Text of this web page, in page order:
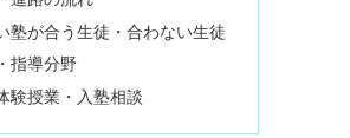
塾が合う生徒・合わない生徒
指導分野
験授業・入塾相談